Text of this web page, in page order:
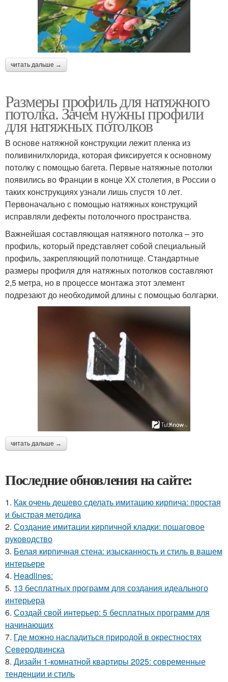
читать дальше →
Размеры профиль для натяжного
потолка. Зачем нужны профили
для натяжных потолков
В основе натяжной конструкции лежит пленка из
поливинилхлорида, которая фиксируется к основному
потолку с помощью багета. Первые натяжные потолки
появились во Франции в конце ХХ столетия, в России о
таких конструкциях узнали лишь спустя 10 лет.
Первоначально с помощью натяжных конструкций
исправляли дефекты потолочного пространства.
Важнейшая составляющая натяжного потолка – это
профиль, который представляет собой специальный
профиль, закрепляющий полотнище. Стандартные
размеры профиля для натяжных потолков составляют
2,5 метра, но в процессе монтажа этот элемент
подрезают до необходимой длины с помощью болгарки.
читать дальше →
Последние обновления на сайте:
1. Как очень дешево сделать имитацию кирпича: простая
и быстрая методика
2. Создание имитации кирпичной кладки: пошаговое
руководство
3. Белая кирпичная стена: изысканность и стиль в вашем
интерьере
4. Headlines:
5. 13 бесплатных программ для создания идеального
интерьера
6. Создай свой интерьер: 5 бесплатных программ для
начинающих
7. Где можно насладиться природой в окрестностях
Северодвинска
8. Дизайн 1-комнатной квартиры 2025: современные
тенденции и стиль